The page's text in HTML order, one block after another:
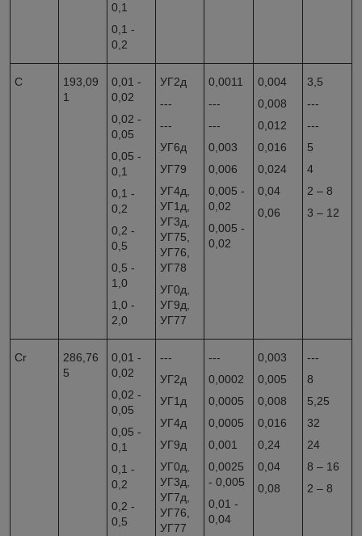
0,1
0,1 -
0,2
C
193,09
1
0,01 -
0,02
0,02 -
0,05
0,05 -
0,1
0,1 -
0,2
0,2 -
0,5
0,5 -
1,0
1,0 -
2,0
УГ2д
---
---
УГ6д
УГ79
УГ4д,
УГ1д,
УГ3д,
УГ75,
УГ76,
УГ78
УГ0д,
УГ9д,
УГ77
0,0011
---
---
0,003
0,006
0,005 -
0,02
0,005 -
0,02
0,004
0,008
0,012
0,016
0,024
0,04
0,06
3,5
---
---
5
4
2 – 8
3 – 12
Cr
286,76
5
0,01 -
0,02
0,02 -
0,05
0,05 -
0,1
0,1 -
0,2
0,2 -
0,5
---
УГ2д
УГ1д
УГ4д
УГ9д
УГ0д,
УГ3д,
УГ7д,
УГ76,
УГ77
---
0,0002
0,0005
0,0005
0,001
0,0025
- 0,005
0,01 -
0,04
0,003
0,005
0,008
0,016
0,24
0,04
0,08
---
8
5,25
32
24
8 – 16
2 – 8